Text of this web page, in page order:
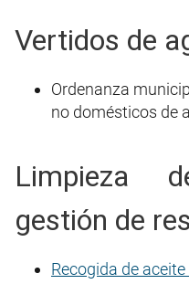
Vertidos de
Ordenanza
no domésticos de
Limpieza
gestión de
Recogida de